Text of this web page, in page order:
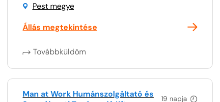
Pest megye
Állás megtekintése
Továbbküldöm
19 napja
Man at Work Humánszolgáltató és